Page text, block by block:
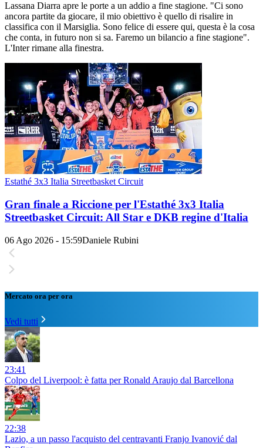
Lassana Diarra apre le porte a un addio a fine stagione. "Ci sono
ancora partite da giocare, il mio obiettivo è quello di risalire in
classifica con il Marsiglia. Sono felice di essere qui, questa è la cosa
che conta, in futuro non si sa. Faremo un bilancio a fine stagione".
L'Inter rimane alla finestra.
Estathé 3x3 Italia Streetbasket Circuit
Gran finale a Riccione per l'Estathé 3x3 Italia
Streetbasket Circuit: All Star e DKB regine d'Italia
06 Ago 2026 - 15:59Daniele Rubini
Mercato ora per ora
Vedi tutti
23:41
Colpo del Liverpool: è fatta per Ronald Araujo dal Barcellona
22:38
Lazio, a un passo l'acquisto del centravanti Franjo Ivanović dal